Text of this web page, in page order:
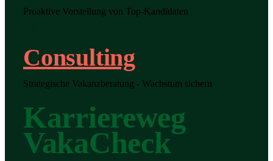
Proaktive Vorstellung von Top-Kandidaten
Consulting
Strategische Vakanzberatung - Wachstum sichern
Karriereweg
VakaCheck